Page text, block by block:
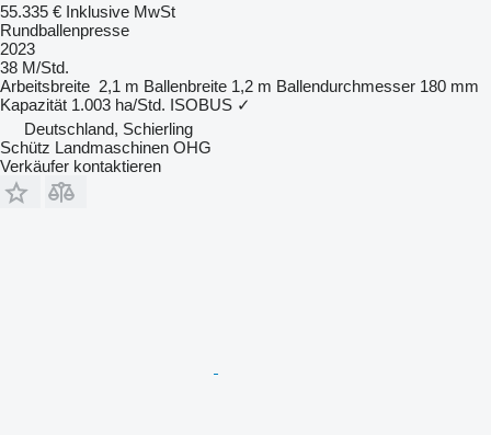
55.335 € Inklusive MwSt
Rundballenpresse
2023
38 M/Std.
Arbeitsbreite 2,1 m Ballenbreite 1,2 m Ballendurchmesser 180 mm
Kapazität 1.003 ha/Std. ISOBUS ✓
Deutschland, Schierling
Schütz Landmaschinen OHG
Verkäufer kontaktieren